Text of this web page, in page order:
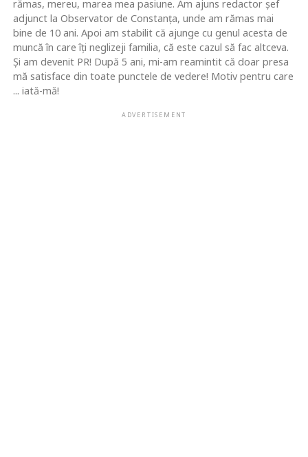
rămas, mereu, marea mea pasiune. Am ajuns redactor şef
adjunct la Observator de Constanţa, unde am rămas mai
bine de 10 ani. Apoi am stabilit că ajunge cu genul acesta de
muncă în care îţi neglizeji familia, că este cazul să fac altceva.
Şi am devenit PR! După 5 ani, mi-am reamintit că doar presa
mă satisface din toate punctele de vedere! Motiv pentru care
... iată-mă!
ADVERTISEMENT